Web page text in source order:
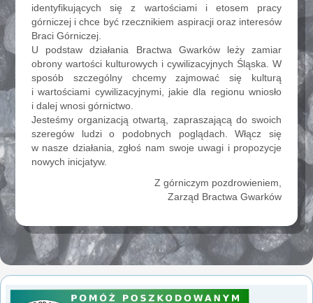
identyfikujących się z wartościami i etosem pracy
górniczej i chce być rzecznikiem aspiracji oraz interesów
Braci Górniczej.
U podstaw działania Bractwa Gwarków leży zamiar
obrony wartości kulturowych i cywilizacyjnych Śląska. W
sposób szczególny chcemy zajmować się kulturą
i wartościami cywilizacyjnymi, jakie dla regionu wniosło
i dalej wnosi górnictwo.
Jesteśmy organizacją otwartą, zapraszającą do swoich
szeregów ludzi o podobnych poglądach. Włącz się
w nasze działania, zgłoś nam swoje uwagi i propozycje
nowych inicjatyw.
Z górniczym pozdrowieniem,
Zarząd Bractwa Gwarków